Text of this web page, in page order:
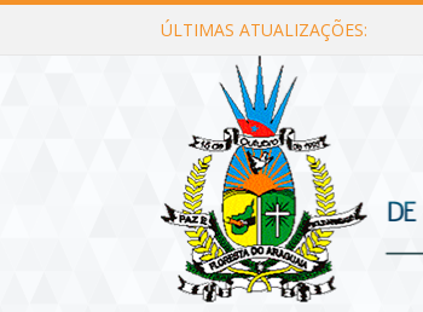
ÚLTIMAS ATUALIZAÇÕES: